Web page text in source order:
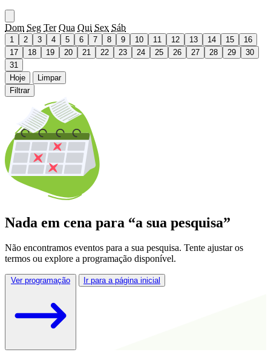
Dom Seg Ter Qua Qui Sex Sáb
1 2 3 4 5 6 7 8 9 10 11 12 13 14 15
16
17
18 19 20 21 22 23 24 25 26 27 28 29
30
31
Hoje
Limpar
Filtrar
Nada em cena para “a sua pesquisa”
Não encontramos eventos para a sua pesquisa. Tente ajustar os
termos ou explore a programação disponível.
Ver programação Ir para a página inicial